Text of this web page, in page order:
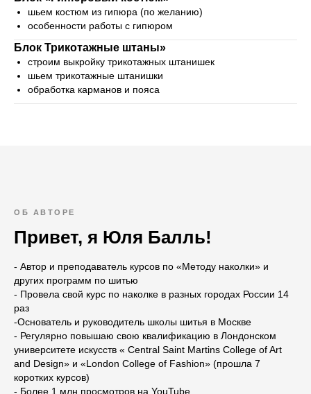
шьем костюм из гипюра (по желанию)
особенности работы с гипюром
Блок Трикотажные штаны»
строим выкройку трикотажных штанишек
шьем трикотажные штанишки
обработка карманов и пояса
ОБ АВТОРЕ
Привет, я Юля Балль!
- Автор и преподаватель курсов по «Методу наколки» и
других программ по шитью
- Провела свой курс по наколке в разных городах России 14
раз
-Основатель и руководитель школы шитья в Москве
- Регулярно повышаю свою квалификацию в Лондонском
университете искусств « Central Saint Martins College of Art
and Design» и «London College of Fashion» (прошла 7
коротких курсов)
- Более 1 млн просмотров на YouTube